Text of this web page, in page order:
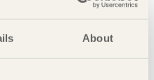
About
omgivningen?
Byggchef​